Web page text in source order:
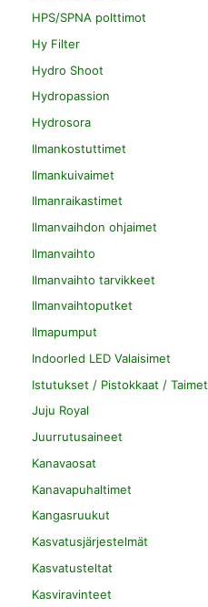
HPS/SPNA polttimot
Hy Filter
Hydro Shoot
Hydropassion
Hydrosora
Ilmankostuttimet
Ilmankuivaimet
Ilmanraikastimet
Ilmanvaihdon ohjaimet
Ilmanvaihto
Ilmanvaihto tarvikkeet
Ilmanvaihtoputket
Ilmapumput
Indoorled LED Valaisimet
Istutukset / Pistokkaat / Taimet
Juju Royal
Juurrutusaineet
Kanavaosat
Kanavapuhaltimet
Kangasruukut
Kasvatusjärjestelmät
Kasvatusteltat
Kasviravinteet